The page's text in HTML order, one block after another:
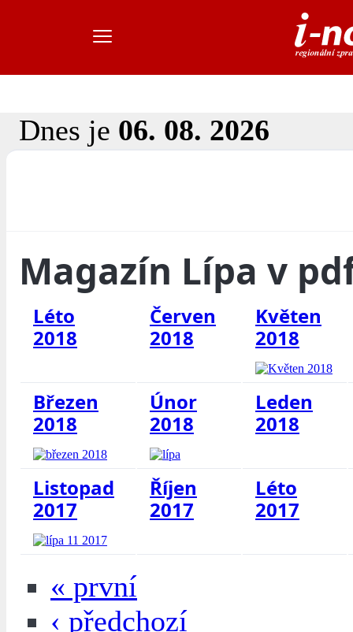
Dnes je 06. 08. 2026
Magazín Lípa v
Léto
2018
Červen
2018
Květen
2018
Březen
2018
Únor
2018
Leden
2018
Listopad
2017
Říjen
2017
Léto
2017
« první
‹ předchozí